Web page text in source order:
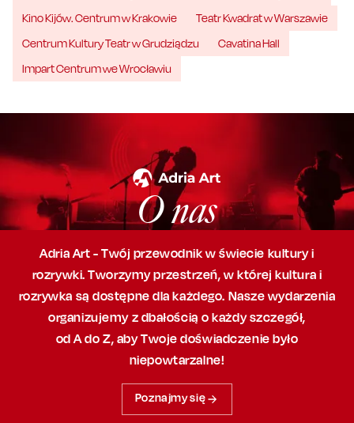
Kino Kijów. Centrum w Krakowie
Teatr Kwadrat w Warszawie
Centrum Kultury Teatr w Grudziądzu
Cavatina Hall
Impart Centrum we Wrocławiu
O nas
Adria Art - Twój przewodnik w świecie kultury i
rozrywki. Tworzymy przestrzeń,w której kultura i
rozrywka są dostępne dla każdego. Nasze wydarzenia
organizujemy z dbałością o każdy szczegół,
od A do Z, abyTwoje doświadczenie było
niepowtarzalne!
Poznajmy się